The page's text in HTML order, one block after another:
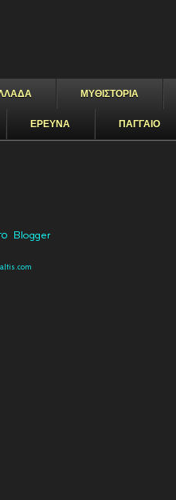
ΜΥΘΙΣΤΟΡΙΑ
ΕΡΕΥΝΑ ΠΑΓΓΑΙΟ
Blogger